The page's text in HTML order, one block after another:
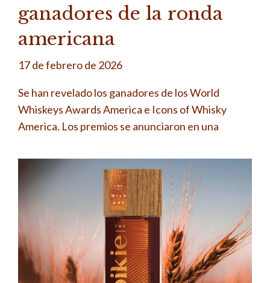
ganadores de la ronda
americana
17 de febrero de 2026
Se han revelado los ganadores de los World
Whiskeys Awards America e Icons of Whisky
America. Los premios se anunciaron en una